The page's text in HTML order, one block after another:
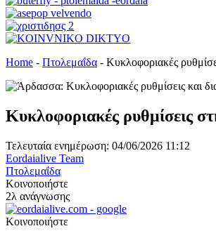
Home - Πτολεμαΐδα - Κυκλοφοριακές
Κυκλοφοριακές ρυθμίσεις
Τελευταία ενημέρωση: 04/06/2026 11:12
Eordaialive Team
Πτολεμαΐδα
Κοινοποιήστε
2λ ανάγνωσης
Κοινοποιήστε